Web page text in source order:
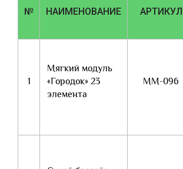
№ НАИМЕНОВАНИЕ АРТИКУЛ
1
Мягкий модуль
«Городок» 23
элемента
ММ-096